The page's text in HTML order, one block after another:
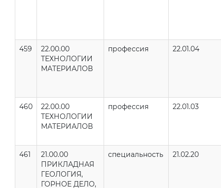
459
22.00.00
ТЕХНОЛОГИИ
МАТЕРИАЛОВ
профессия 22.01.04
460
22.00.00
ТЕХНОЛОГИИ
МАТЕРИАЛОВ
профессия 22.01.03
461
21.00.00
ПРИКЛАДНАЯ
ГЕОЛОГИЯ,
ГОРНОЕ ДЕЛО,
специальность 21.02.20